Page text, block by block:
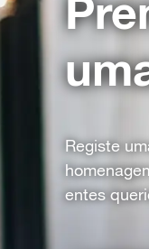
Registe
entes